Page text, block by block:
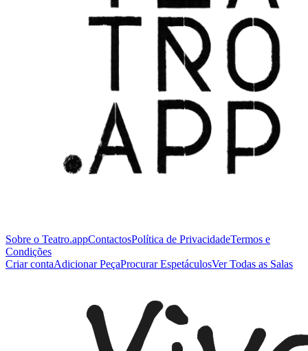
Sobre o Teatro.appContactosPolítica de PrivacidadeTermos e
Condições
Criar contaAdicionar PeçaProcurar EspetáculosVer Todas as Salas